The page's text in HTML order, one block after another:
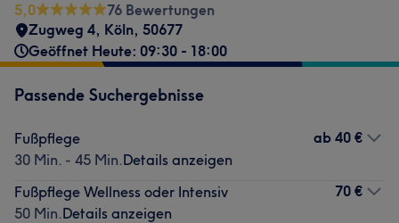
5,0
76 Bewertungen
Zugweg 4, Köln, 50677
Geöffnet Heute: 09:30 - 18:00
Passende Suchergebnisse
Fußpflege
30 Min. - 45 Min.Details anzeigen
ab 40 €
Fußpflege Wellness oder Intensiv
50 Min.Details anzeigen
70 €